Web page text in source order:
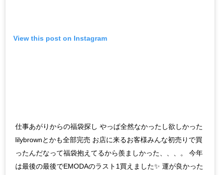
View this post on Instagram
仕事あがりからの福袋探し やっぱ全然なかったし欲しかった
lilybrownとかも全部完売 お店に来るお客様みんな初売りで買
ったんだなって福袋抱えてるから羨ましかった、、、。 今年
は最後の最後でEMODAのラスト1買えました✨ 運が良かった